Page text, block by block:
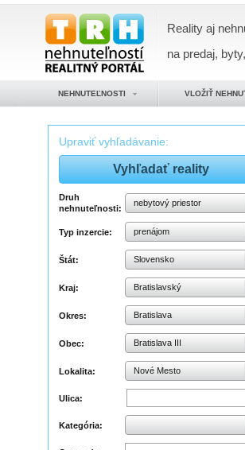
Reality aj
na predaj,
NEHNUTEĽNOSTI VLOŽIŤ
Upraviť vyhľadávanie:
Druh
nehnuteľnosti:
nebytový priestor
Typ inzercie: prenájom
Štát: Slovensko
Kraj: Bratislavský
Okres: Bratislava
Obec: Bratislava III
Lokalita: Nové Mesto
Ulica:
Kategória: